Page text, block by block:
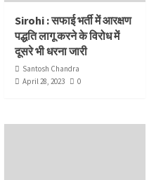
Sirohi : सफाई भर्ती में आरक्षण
पद्धति लागू करने के विरोध में
दूसरे भी धरना जारी
Santosh Chandra
April 28, 2023
0